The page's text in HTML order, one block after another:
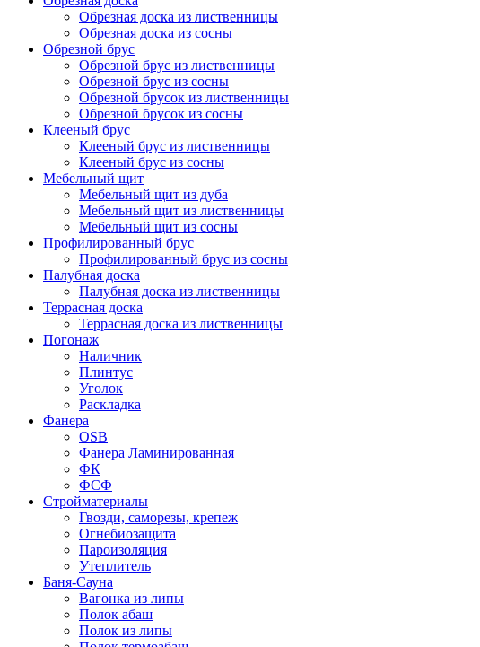
Обрезная доска из лиственницы
Обрезная доска из сосны
Обрезной брус
Обрезной брус из лиственницы
Обрезной брус из сосны
Обрезной брусок из лиственницы
Обрезной брусок из сосны
Клееный брус
Клееный брус из лиственницы
Клееный брус из сосны
Мебельный щит
Мебельный щит из дуба
Мебельный щит из лиственницы
Мебельный щит из сосны
Профилированный брус
Профилированный брус из сосны
Палубная доска
Палубная доска из лиственницы
Террасная доска
Террасная доска из лиственницы
Погонаж
Наличник
Плинтус
Уголок
Раскладка
Фанера
OSB
Фанера Ламинированная
ФК
ФСФ
Стройматериалы
Гвозди, саморезы, крепеж
Огнебиозащита
Пароизоляция
Утеплитель
Баня-Сауна
Вагонка из липы
Полок абаш
Полок из липы